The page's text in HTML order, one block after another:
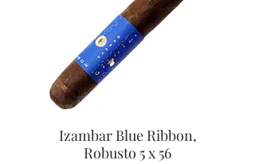
Izambar Blue Ribbon,
Robusto 5 x 56